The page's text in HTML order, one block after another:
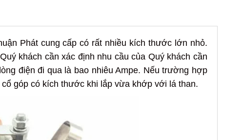
Phát cung cấp có rất nhiều kích thước lớn nhỏ.
khách cần xác định nhu cầu của Quý khách cần
điện đi qua là bao nhiêu Ampe. Nếu trường hợp
góp có kích thước khi lắp vừa khớp với lá than.